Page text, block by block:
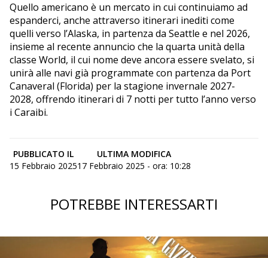
Quello americano è un mercato in cui continuiamo ad
espanderci, anche attraverso itinerari inediti come
quelli verso l’Alaska, in partenza da Seattle e nel 2026,
insieme al recente annuncio che la quarta unità della
classe World, il cui nome deve ancora essere svelato, si
unirà alle navi già programmate con partenza da Port
Canaveral (Florida) per la stagione invernale 2027-
2028, offrendo itinerari di 7 notti per tutto l’anno verso
i Caraibi.
PUBBLICATO IL
15 Febbraio 2025
ULTIMA MODIFICA
17 Febbraio 2025 - ora: 10:28
POTREBBE INTERESSARTI